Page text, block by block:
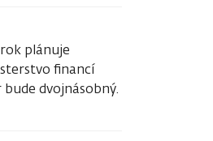
plánuje
financí
dvojnásobný.